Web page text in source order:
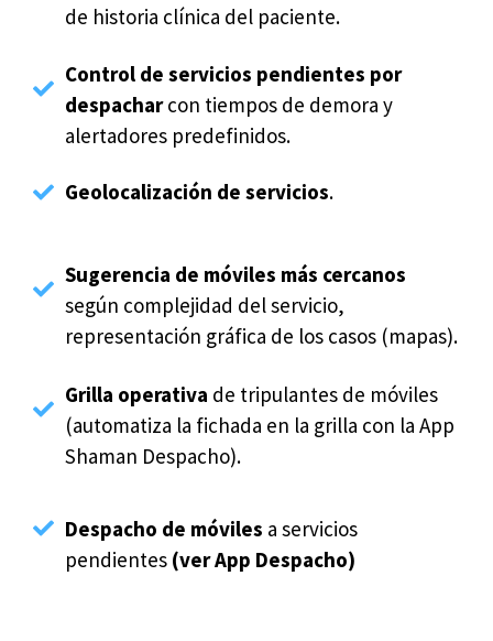
de historia clínica del paciente.
Control de servicios pendientes por
despacharcon tiempos de demora y
alertadores predefinidos.
Geolocalización de servicios.
Sugerencia de móviles más cercanos
según complejidad del servicio,
representación gráfica de los casos (mapas).
Grilla operativa de tripulantes de móviles
(automatiza la fichada en la grilla con la App
Shaman Despacho).
Despacho de móviles a servicios
pendientes(ver App Despacho)